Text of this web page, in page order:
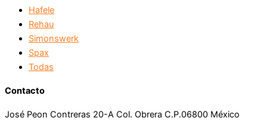
Hafele
Rehau
Simonswerk
Spax
Todas
Contacto
José Peon Contreras 20-A Col. Obrera C.P.06800 México